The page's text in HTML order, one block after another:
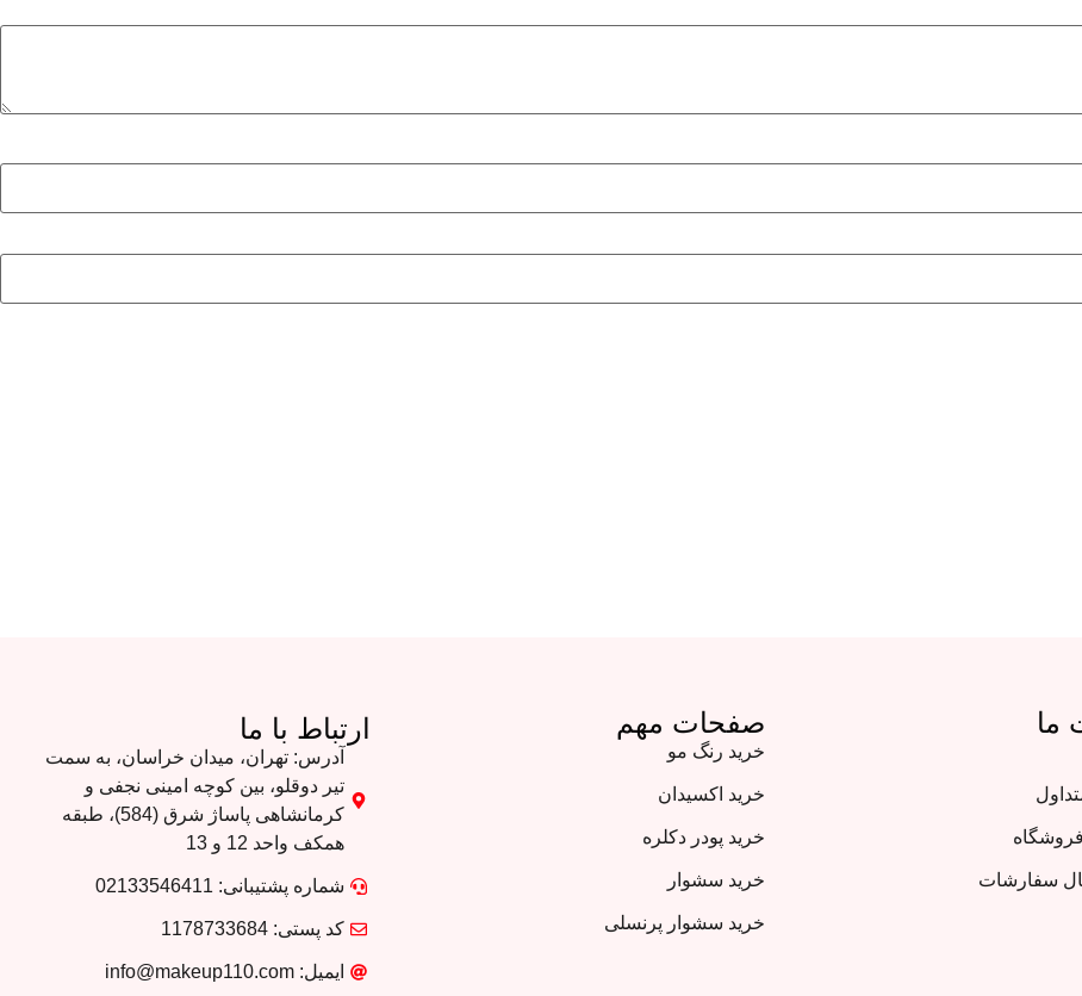
ما
فروشگاه
سفارشات
صفحات مهم
خرید رنگ مو
خرید اکسیدان
خرید پودر دکلره
خرید سشوار
خرید سشوار پرنسلی
ارتباط با ما
آدرس: تهران، میدان خراسان، به سمت
تیر دوقلو، بین کوچه امینی نجفی و
کرمانشاهی پاساژ شرق (584)، طبقه
همکف واحد 12 و 13
شماره پشتیبانی: 02133546411
کد پستی: 1178733684
ایمیل: info@makeup110.com